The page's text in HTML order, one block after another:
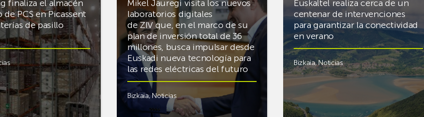
finaliza el almacén
PCS en Picassent
de pasillo
Mikel Jauregi visita los nuevos
laboratorios digitales
de ZIV que, en el marco de su
plan de inversión total de 36
millones, busca impulsar desde
Euskadi nueva tecnología para
las redes eléctricas del futuro
Bizkaia,Noticias
Euskaltel realiza cerca de un
centenar de intervenciones
para garantizar la conectividad
en verano
Bizkaia,Noticias